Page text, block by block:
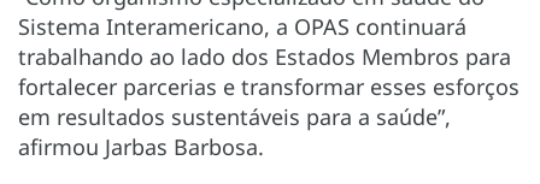
Sistema Interamericano, a OPAS continuará
trabalhando ao lado dos Estados Membros para
fortalecer parcerias e transformar esses esforços
em resultados sustentáveis para a saúde”,
afirmou Jarbas Barbosa.